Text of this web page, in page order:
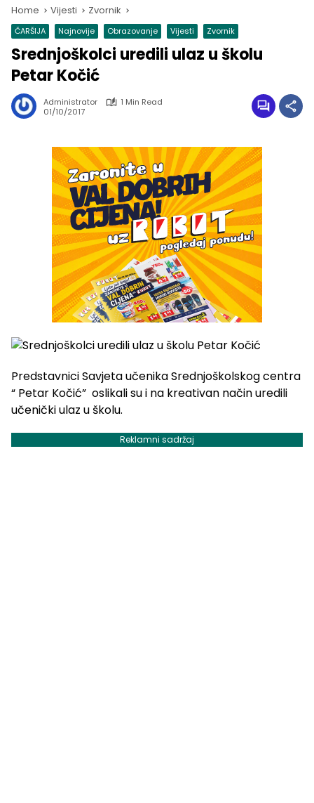
Home Vijesti Zvornik
ČARŠIJA Najnovije Obrazovanje Vijesti Zvornik
Srednjoškolci uredili ulaz u školu
Petar Kočić
Administrator
1 Min Read
01/10/2017
Predstavnici Savjeta učenika Srednjoškolskog centra
“ Petar Kočić” oslikali su i na kreativan način uredili
učenički ulaz u školu.
Reklamni sadržaj